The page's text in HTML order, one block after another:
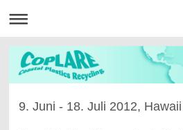
9. Juni - 18. Juli 2012, Hawaii